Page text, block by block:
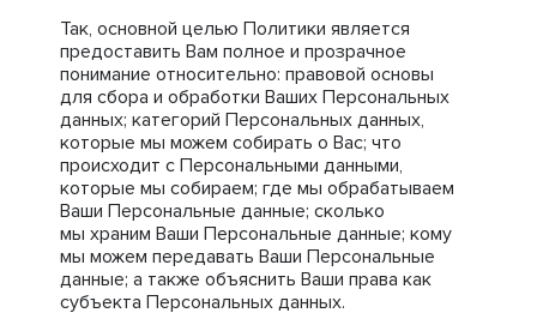
Так, основной целью Политики является
предоставить Вам полное и прозрачное
понимание относительно: правовой основы
для сбора и обработки Ваших Персональных
данных; категорий Персональных данных,
которые мы можем собирать о Вас; что
происходит с Персональными данными,
которые мы собираем; где мы обрабатываем
Ваши Персональные данные; сколько
мы храним Ваши Персональные данные; кому
мы можем передавать Ваши Персональные
данные; а также объяснить Ваши права как
субъекта Персональных данных.